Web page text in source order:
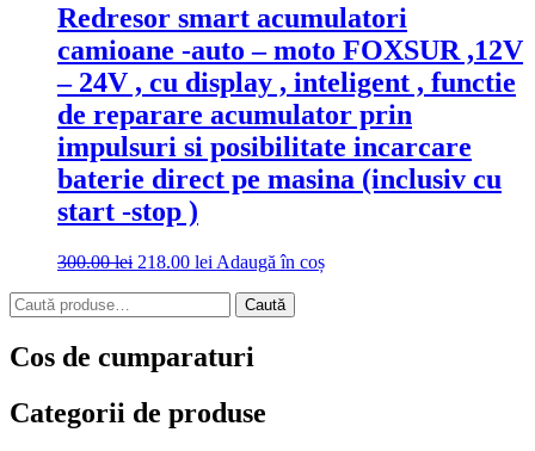
Redresor smart acumulatori
camioane -auto – moto FOXSUR ,12V
– 24V , cu display , inteligent , functie
de reparare acumulator prin
impulsuri si posibilitate incarcare
baterie direct pe masina (inclusiv cu
start -stop )
300.00lei Prețul
300.00 lei.
218.00 lei Prețul
Adaugă în coș
Caută
după:
Caută
Cos de cumparaturi
Categorii de produse